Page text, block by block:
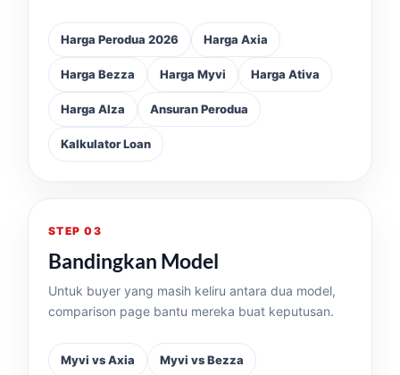
Harga Perodua 2026 Harga Axia
Harga Bezza Harga Myvi Harga Ativa
Harga Alza Ansuran Perodua
Kalkulator Loan
STEP 03
Bandingkan Model
Untuk buyer yang masih keliru antara dua model,
comparison page bantu mereka buat keputusan.
Myvi vs Axia Myvi vs Bezza